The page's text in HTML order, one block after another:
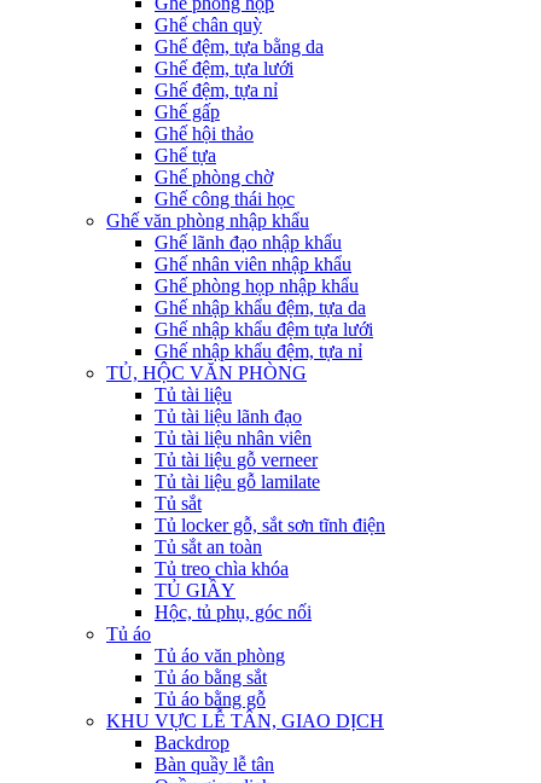
Ghế chân quỳ
Ghế đệm, tựa bằng da
Ghế đệm, tựa lưới
Ghế đệm, tựa nỉ
Ghế gấp
Ghế hội thảo
Ghế tựa
Ghế phòng chờ
Ghế công thái học
Ghế văn phòng nhập khẩu
Ghế lãnh đạo nhập khẩu
Ghế nhân viên nhập khẩu
Ghế phòng họp nhập khẩu
Ghế nhập khẩu đệm, tựa da
Ghế nhập khẩu đệm tựa lưới
Ghế nhập khẩu đệm, tựa nỉ
TỦ, HỘC VĂN PHÒNG
Tủ tài liệu
Tủ tài liệu lãnh đạo
Tủ tài liệu nhân viên
Tủ tài liệu gỗ verneer
Tủ tài liệu gỗ lamilate
Tủ sắt
Tủ locker gỗ, sắt sơn tĩnh điện
Tủ sắt an toàn
Tủ treo chìa khóa
TỦ GIẦY
Hộc, tủ phụ, góc nối
Tủ áo
Tủ áo văn phòng
Tủ áo bằng sắt
Tủ áo bằng gỗ
KHU VỰC LỄ TÂN, GIAO DỊCH
Backdrop
Bàn quầy lễ tân